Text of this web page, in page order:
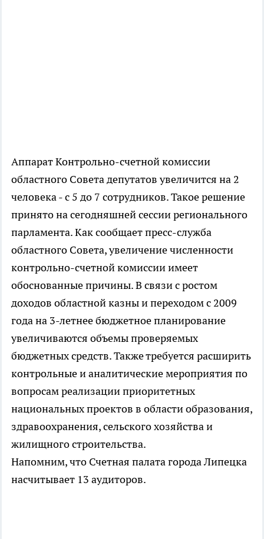
Аппарат Контрольно-счетной комиссии
областного Совета депутатов увеличится на 2
человека - с 5 до 7 сотрудников. Такое решение
принято на сегодняшней сессии регионального
парламента. Как сообщает пресс-служба
областного Совета, увеличение численности
контрольно-счетной комиссии имеет
обоснованные причины. В связи с ростом
доходов областной казны и переходом с 2009
года на 3-летнее бюджетное планирование
увеличиваются объемы проверяемых
бюджетных средств. Также требуется расширить
контрольные и аналитические мероприятия по
вопросам реализации приоритетных
национальных проектов в области образования,
здравоохранения, сельского хозяйства и
жилищного строительства.
Напомним, что Счетная палата города Липецка
насчитывает 13 аудиторов.